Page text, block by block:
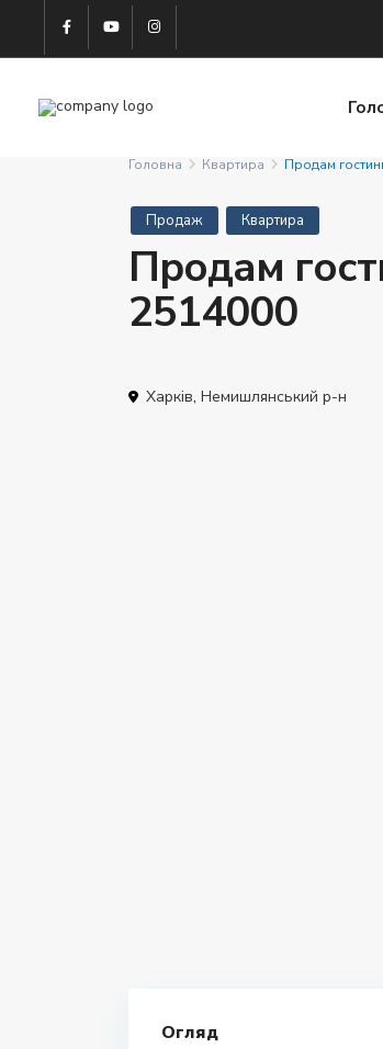
Головна Квартира Продам
Продаж Квартира
Продам
2514000
Харків, Немишлянський р-н
Огляд